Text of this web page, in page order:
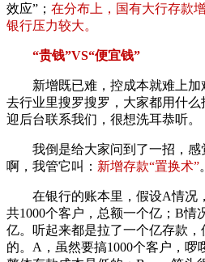
效应”； 在分布上，国有大行存款
银行压力较大。
“贵钱”VS“便宜钱”
新增既已难，控成本就难上
去行业里搜罗搜罗，大家都用什
迎后台联系我们，很想洗耳恭听。
我倒是给大家问到了一招，
啊，我管它叫： 新增存款“置换术”。
在银行的账本里，假设A情况
共1000个客户，总额一个亿；B情
亿。听起来都是拉了一个亿存款
的。A，虽然要搞1000个客户，啰